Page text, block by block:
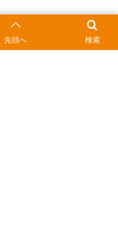
を上げるには？確認方法
検索
先頭へ